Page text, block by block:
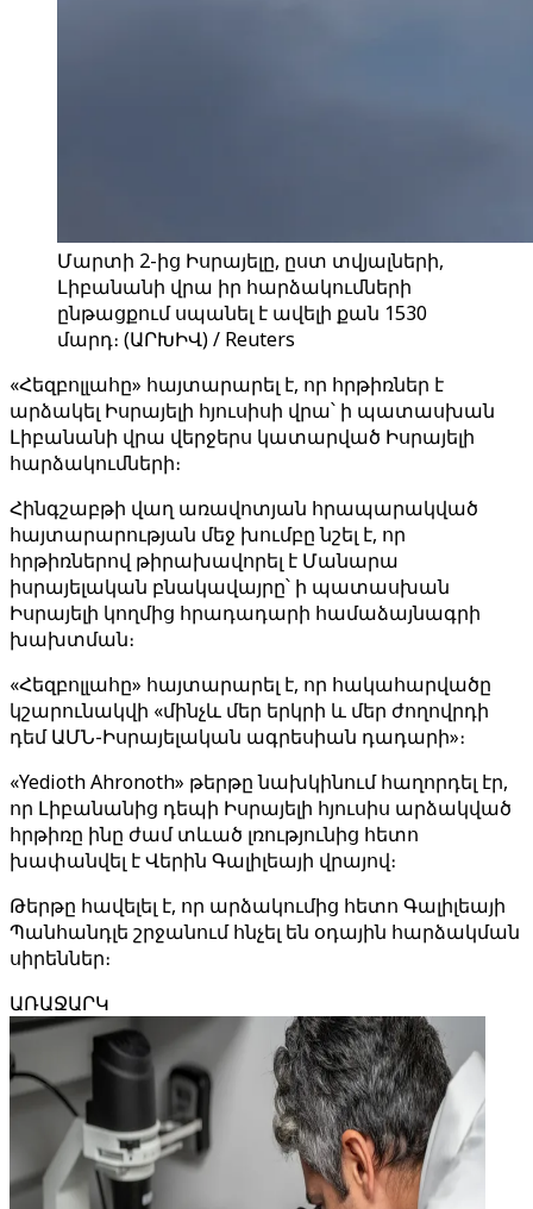
Մարտի 2-ից Իսրայելը, ըստ տվյալների,
Լիբանանի վրա իր հարձակումների
ընթացքում սպանել է ավելի քան 1530
մարդ։ (ԱՐԽԻՎ) / Reuters
«Հեզբոլլահը» հայտարարել է, որ հրթիռներ է
արձակել Իսրայելի հյուսիսի վրա՝ ի պատասխան
Լիբանանի վրա վերջերս կատարված Իսրայելի
հարձակումների։
Հինգշաբթի վաղ առավոտյան հրապարակված
հայտարարության մեջ խումբը նշել է, որ
հրթիռներով թիրախավորել է Մանարա
իսրայելական բնակավայրը՝ ի պատասխան
Իսրայելի կողմից հրադադարի համաձայնագրի
խախտման։
«Հեզբոլլահը» հայտարարել է, որ հակահարվածը
կշարունակվի «մինչև մեր երկրի և մեր ժողովրդի
դեմ ԱՄՆ-Իսրայելական ագրեսիան դադարի»։
«Yedioth Ahronoth» թերթը նախկինում հաղորդել էր,
որ Լիբանանից դեպի Իսրայելի հյուսիս արձակված
հրթիռը ինը ժամ տևած լռությունից հետո
խափանվել է Վերին Գալիլեայի վրայով։
Թերթը հավելել է, որ արձակումից հետո Գալիլեայի
Պանհանդլե շրջանում հնչել են օդային հարձակման
սիրեններ։
ԱՌԱՋԱՐԿ